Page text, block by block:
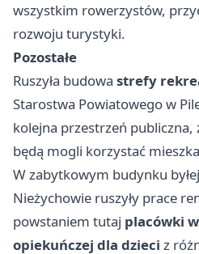
wszystkim rowerzystów,
rozwoju turystyki.
Pozostałe
Ruszyła budowa strefy
Starostwa Powiatowego w
kolejna przestrzeń publiczna,
będą mogli korzystać
W zabytkowym budynku
Nieżychowie ruszyły prace
powstaniem tutaj placówki
opiekuńczej dla dzieci z